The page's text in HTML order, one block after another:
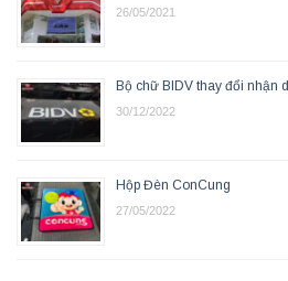
26/05/2021
Bộ chữ BIDV thay đổi nhận
30/12/2022
Hộp Đèn ConCung
27/05/2022